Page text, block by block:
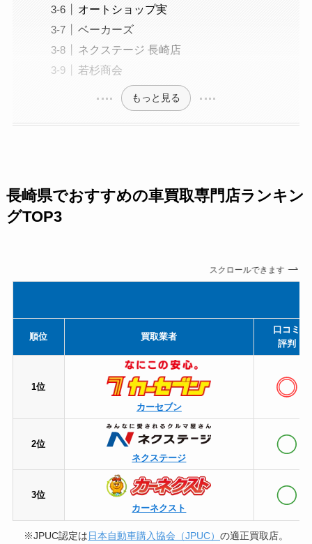
オートショップ実
ベーカーズ
ネクステージ 長崎店
若杉商会
もっと見る
長崎県でおすすめの車買取専門店ランキン
グTOP3
スクロールできます
順位 買取業者
口コミ
評判
1位
カーセブン
2位
ネクステージ
3位
カーネクスト
※JPUC認定は日本自動車購入協会（JPUC） の適正買取店。